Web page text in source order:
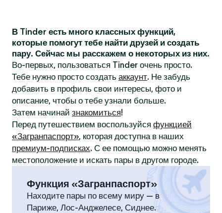
В Tinder есть много классных функций,
которые помогут тебе найти друзей и создать
пару. Сейчас мы расскажем о некоторых из них.
Во-первых, пользоваться Tinder очень просто.
Тебе нужно просто создать аккаунт. Не забудь
добавить в профиль свои интересы, фото и
описание, чтобы о тебе узнали больше.
Затем начинай знакомиться!
Перед путешествием воспользуйся функцией
«Загранпаспорт», которая доступна в наших
премиум-подписках. С ее помощью можно менять
местоположение и искать пары в другом городе.
Функция «Загранпаспорт»
Находите пары по всему миру — в
Париже, Лос-Анджелесе, Сиднее.